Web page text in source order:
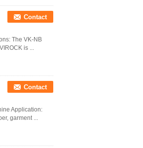
Contact
The VK-NB
is ...
Contact
Application:
garment ...